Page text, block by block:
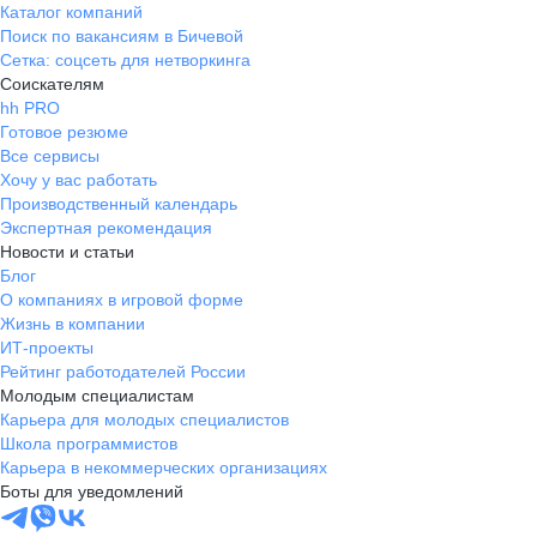
Каталог компаний
Поиск по вакансиям в Бичевой
Сетка: соцсеть для нетворкинга
Соискателям
hh PRO
Готовое резюме
Все сервисы
Хочу у вас работать
Производственный календарь
Экспертная рекомендация
Новости и статьи
Блог
О компаниях в игровой форме
Жизнь в компании
ИТ-проекты
Рейтинг работодателей России
Молодым специалистам
Карьера для молодых специалистов
Школа программистов
Карьера в некоммерческих организациях
Боты для уведомлений